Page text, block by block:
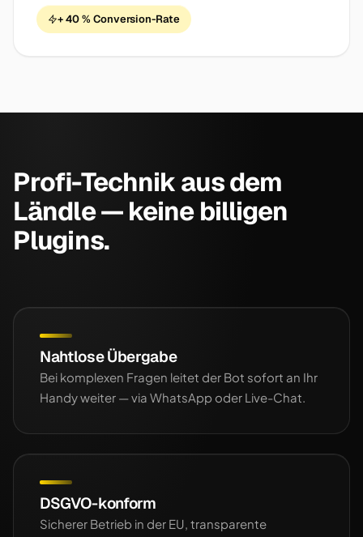
+ 40 % Conversion-Rate
Profi-Technik aus dem
Ländle — keine billigen
Plugins.
Nahtlose Übergabe
Bei komplexen Fragen leitet der Bot sofort an Ihr
Handy weiter — via WhatsApp oder Live-Chat.
DSGVO-konform
Sicherer Betrieb in der EU, transparente